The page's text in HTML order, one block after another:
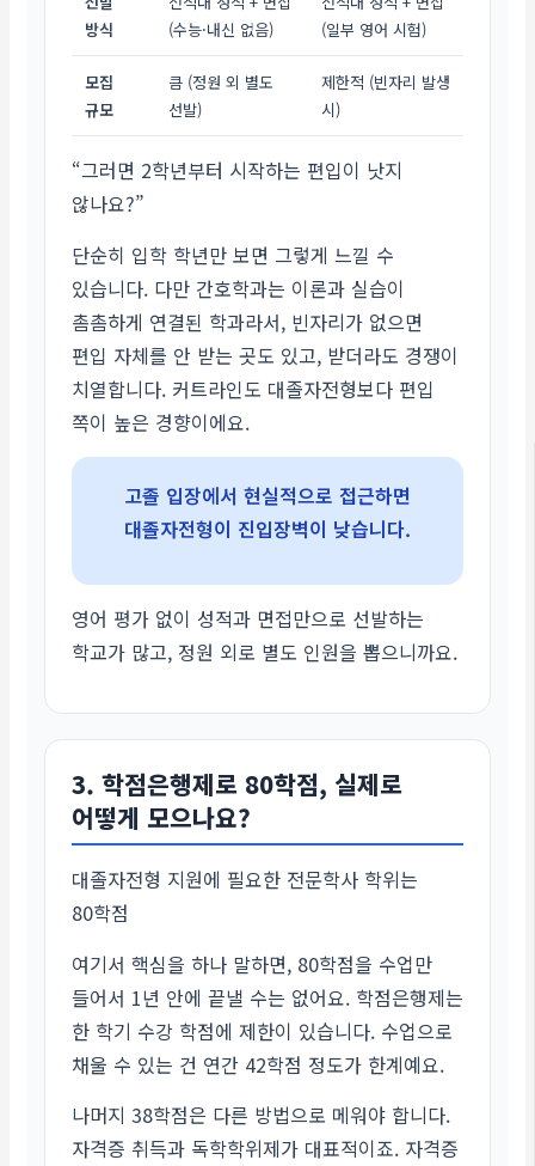
방식
(수능·내신 없음)
(일부 영어 시험)
모집
규모
큼 (정원 외 별도
선발)
제한적 (빈자리 발생
시)
“그러면 2학년부터 시작하는 편입이 낫지
않나요?”
단순히 입학 학년만 보면 그렇게 느낄 수
있습니다. 다만 간호학과는 이론과 실습이
촘촘하게 연결된 학과라서, 빈자리가 없으면
편입 자체를 안 받는 곳도 있고, 받더라도 경쟁이
치열합니다. 커트라인도 대졸자전형보다 편입
쪽이 높은 경향이에요.
고졸 입장에서 현실적으로 접근하면
대졸자전형이 진입장벽이 낮습니다.
영어 평가 없이 성적과 면접만으로 선발하는
학교가 많고, 정원 외로 별도 인원을 뽑으니까요.
3. 학점은행제로 80학점, 실제로
어떻게 모으나요?
대졸자전형 지원에 필요한 전문학사 학위는
80학점
여기서 핵심을 하나 말하면, 80학점을 수업만
들어서 1년 안에 끝낼 수는 없어요. 학점은행제는
한 학기 수강 학점에 제한이 있습니다. 수업으로
채울 수 있는 건 연간 42학점 정도가 한계예요.
나머지 38학점은 다른 방법으로 메워야 합니다.
자격증 취득과 독학학위제가 대표적이죠. 자격증